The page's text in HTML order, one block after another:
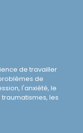
de travailler
de
l'anxiété, le
les